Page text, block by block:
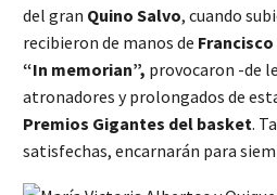
del gran Quino Salvo, cuando
recibieron de manos de
“In memorian”, provocaron -de
atronadores y prolongados de
Premios Gigantes del basket.
satisfechas, encarnarán para